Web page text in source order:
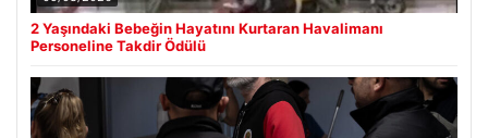
Personeline Takdir Ödülü